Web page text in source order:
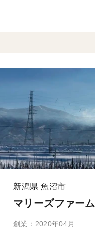
新潟県 魚沼市
マリーズファーム
創業：2020年04月